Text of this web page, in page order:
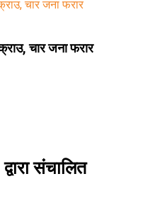
चार जना फरार
संचालित